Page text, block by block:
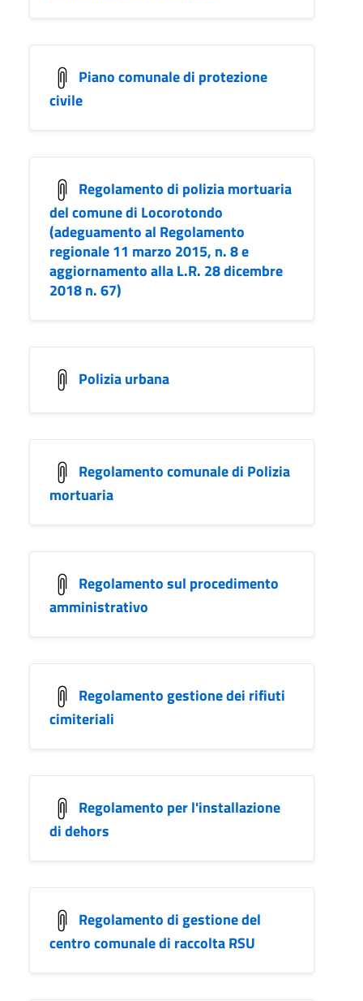
Piano comunale di protezione
civile
Regolamento di polizia mortuaria
del comune di Locorotondo
(adeguamento al Regolamento
regionale 11 marzo 2015, n. 8 e
aggiornamento alla L.R. 28 dicembre
2018 n. 67)
Polizia urbana
Regolamento comunale di Polizia
mortuaria
Regolamento sul procedimento
amministrativo
Regolamento gestione dei rifiuti
cimiteriali
Regolamento per l'installazione
di dehors
Regolamento di gestione del
centro comunale di raccolta RSU